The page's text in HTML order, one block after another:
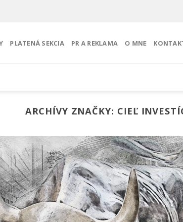
PLATENÁ SEKCIA PR A REKLAMA O MNE
ARCHÍVY ZNAČKY: CIEĽ